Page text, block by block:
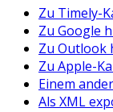
Zu Timely-
Zu Google
Zu Outlook
Zu Apple-
Einem
Als XML